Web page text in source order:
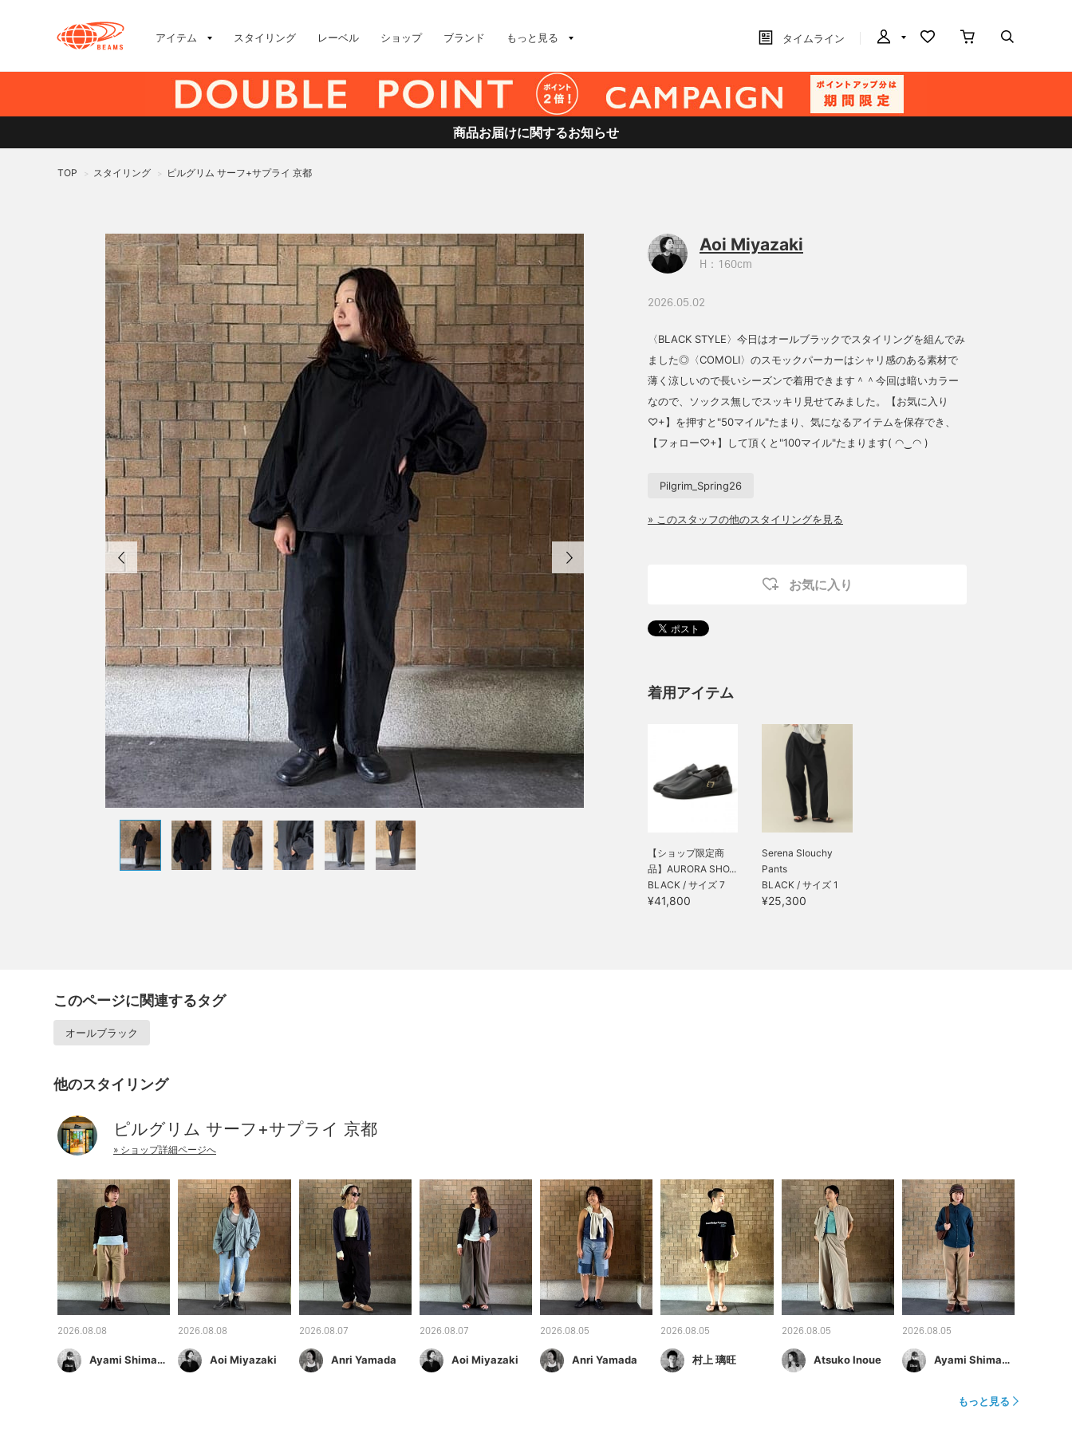
アイテム スタイリング レーベル ショップ ブランド もっと見る タイムライン
商品お届けに関するお知らせ
TOP > スタイリング > ピルグリム サーフ+サプライ 京都
Aoi Miyazaki
H：160cm
2026.05.02
〈BLACK STYLE〉今日はオールブラックでスタイリングを組んでみ
ました◎〈COMOLI〉のスモックパーカーはシャリ感のある素材で
薄く涼しいので長いシーズンで着用できます＾＾今回は暗いカラー
なので、ソックス無しでスッキリ見せてみました。【お気に入り
♡+】を押すと"50マイル"たまり、気になるアイテムを保存でき、
【フォロー♡+】して頂くと"100マイル"たまります( ◠‿◠ )
Pilgrim_Spring26
» このスタッフの他のスタイリングを見る
お気に入り
着用アイテム
【ショップ限定商
品】AURORA SHO...
BLACK / サイズ 7
¥41,800
Serena Slouchy
Pants
BLACK / サイズ 1
¥25,300
このページに関連するタグ
オールブラック
他のスタイリング
ピルグリム サーフ+サプライ 京都
» ショップ詳細ページへ
2026.08.08
Ayami Shimamura
2026.08.08
Aoi Miyazaki
2026.08.07
Anri Yamada
2026.08.07
Aoi Miyazaki
2026.08.05
Anri Yamada
2026.08.05
村上 璃旺
2026.08.05
Atsuko Inoue
2026.08.05
Ayami Shimamura
もっと見る